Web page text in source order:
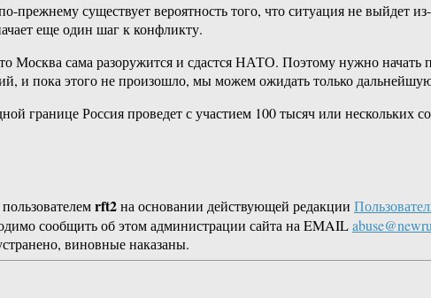
существует вероятность того, что ситуация не выйдет
еще один шаг к конфликту.
Москва сама разоружится и сдастся НАТО. Поэтому нужно начать
и пока этого не произошло, мы можем ожидать только
границе Россия проведет с участием 100 тысяч или нескольких
rft2на основании действующей редакции
сообщить об этом администрации сайта на EMAIL
виновные наказаны.